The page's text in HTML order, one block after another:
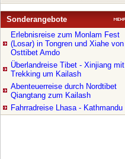
Sonderangebote
Erlebnisreise zum Monlam Fest
(Losar) in Tongren und Xiahe von
Osttibet Amdo
Überlandreise Tibet - Xinjiang mit
Trekking um Kailash
Abenteuerreise durch Nordtibet
Qiangtang zum Kailash
Fahrradreise Lhasa - Kathmandu